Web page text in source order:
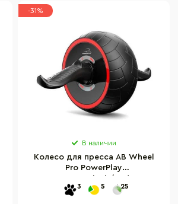
-31%
В наличии
Колесо для пресса AB Wheel
Pro PowerPlay
обратным механизмом
3 5 25